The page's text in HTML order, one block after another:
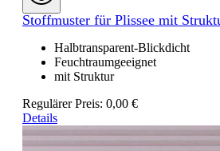
Stoffmuster für Plissee mit
Halbtransparent-Blickdicht
Feuchtraumgeeignet
mit Struktur
Regulärer Preis: 0,00 €
Details